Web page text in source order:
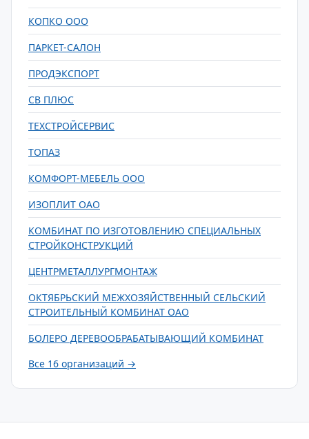
КОПКО ООО
ПАРКЕТ-САЛОН
ПРОДЭКСПОРТ
СВ ПЛЮС
ТЕХСТРОЙСЕРВИС
ТОПАЗ
КОМФОРТ-МЕБЕЛЬ ООО
ИЗОПЛИТ ОАО
КОМБИНАТ ПО ИЗГОТОВЛЕНИЮ СПЕЦИАЛЬНЫХ
СТРОЙКОНСТРУКЦИЙ
ЦЕНТРМЕТАЛЛУРГМОНТАЖ
ОКТЯБРЬСКИЙ МЕЖХОЗЯЙСТВЕННЫЙ СЕЛЬСКИЙ
СТРОИТЕЛЬНЫЙ КОМБИНАТ ОАО
БОЛЕРО ДЕРЕВООБРАБАТЫВАЮЩИЙ КОМБИНАТ
Все 16 организаций →